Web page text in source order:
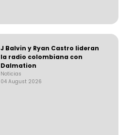
J Balvin y Ryan Castro lideran
la radio colombiana con
Dalmation
Noticias
04 August 2026